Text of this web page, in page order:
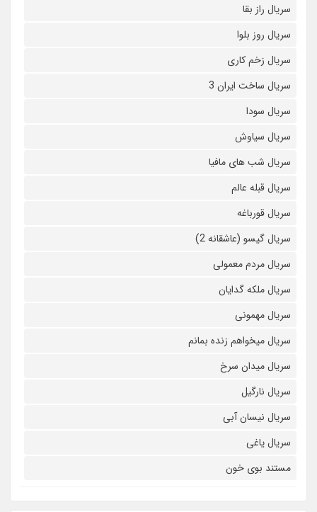
سریال راز بقا
سریال روز بلوا
سریال زخم کاری
سریال ساخت ایران 3
سریال سودا
سریال سیاوش
سریال شب های مافیا
سریال قبله عالم
سریال قورباغه
سریال گیسو (عاشقانه 2)
سریال مردم معمولی
سریال ملکه گدایان
سریال مهمونی
سریال میخواهم زنده بمانم
سریال میدان سرخ
سریال نارگیل
سریال نیسان آبی
سریال یاغی
مستند بوی خون